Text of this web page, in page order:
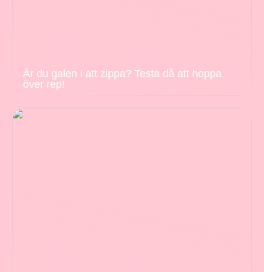
Är du galen i att zippa? Testa då att hoppa
över rep!